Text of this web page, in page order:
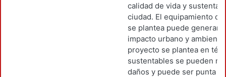
calidad de vida y
ciudad. El equipamiento
se plantea puede generar
impacto urbano y
proyecto se plantea en
sustentables se pueden
daños y puede ser punta